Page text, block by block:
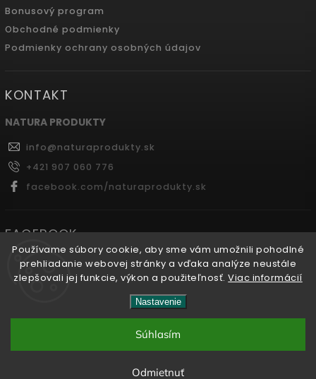
Používame súbory cookie, aby sme vám umožnili pohodlné
prehliadanie webovej stránky a vďaka analýze neustále
zlepšovali jej funkcie, výkon a použiteľnosť.Viac informácií
Nastavenie
Odmietnuť
Súhlasím
Bonusový program
Obchodné podmienky
Podmienky ochrany osobných údajov
KONTAKT
NATURA PRODUKTY
info@naturaprodukty.sk
+421 907 060 776
facebook.com/naturaprodukty.sk
FACEBOOK
Naturaprodukty.sk
vyhradené.
Shoptet| Design